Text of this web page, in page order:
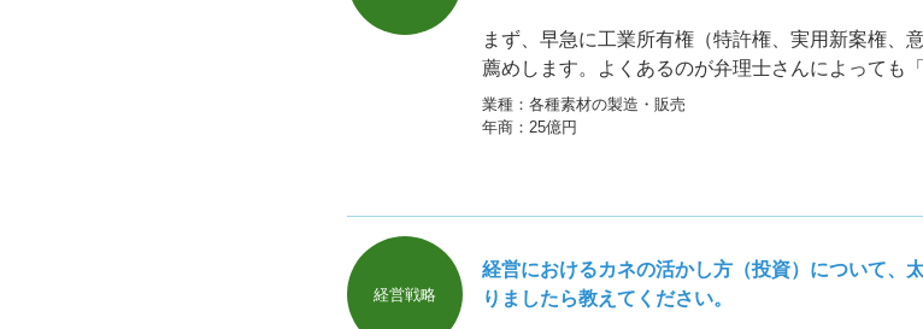
まず、早急に工業所有権（特許権、実用新案権、
薦めします。よくあるのが弁理士さんによっても
きます。「これでは出来ない」と言われたらおっ
業種： 各種素材の製造・販売
年商： 25億円
経営戦略
経営におけるカネの活かし方（投資）について、
りましたら教えてください。